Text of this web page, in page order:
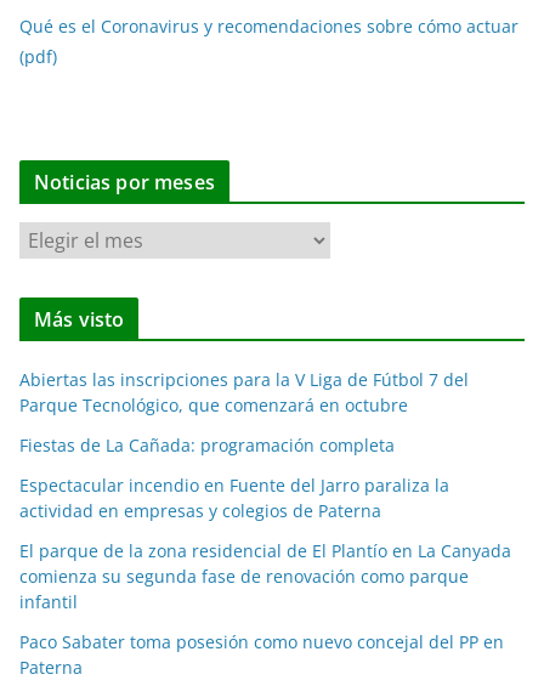
Qué es el Coronavirus y recomendaciones sobre cómo actuar
(pdf)
Noticias por meses
N
o
t
i
a
s
p
o
m
e
e
Más visto
Abiertas las inscripciones para la V Liga de Fútbol 7 del
Parque Tecnológico, que comenzará en octubre
Fiestas de La Cañada: programación completa
Espectacular incendio en Fuente del Jarro paraliza la
actividad en empresas y colegios de Paterna
El parque de la zona residencial de El Plantío en La Canyada
comienza su segunda fase de renovación como parque
infantil
Paco Sabater toma posesión como nuevo concejal del PP en
Paterna